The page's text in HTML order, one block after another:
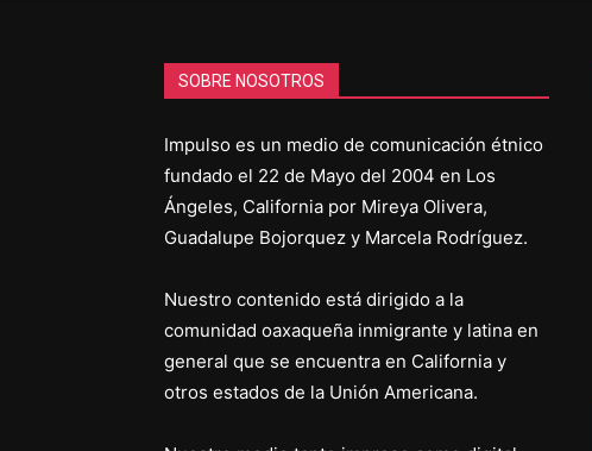
SOBRE NOSOTROS
Impulso es un medio de comunicación étnico
fundado el 22 de Mayo del 2004 en Los
Ángeles, California por Mireya Olivera,
Guadalupe Bojorquez y Marcela Rodríguez.
Nuestro contenido está dirigido a la
comunidad oaxaqueña inmigrante y latina en
general que se encuentra en California y
otros estados de la Unión Americana.